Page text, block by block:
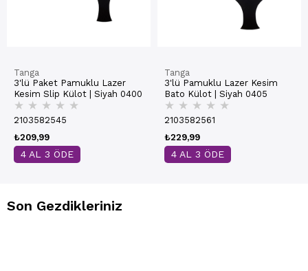
Tanga
3'lü Paket Pamuklu Lazer
Kesim Slip Külot | Siyah 0400
★ ★ ★ ★ ★
2103582545
₺209,99
4 AL 3 ÖDE
Tanga
3'lü Pamuklu Lazer Kesim
Bato Külot | Siyah 0405
★ ★ ★ ★ ★
2103582561
₺229,99
4 AL 3 ÖDE
Son Gezdikleriniz